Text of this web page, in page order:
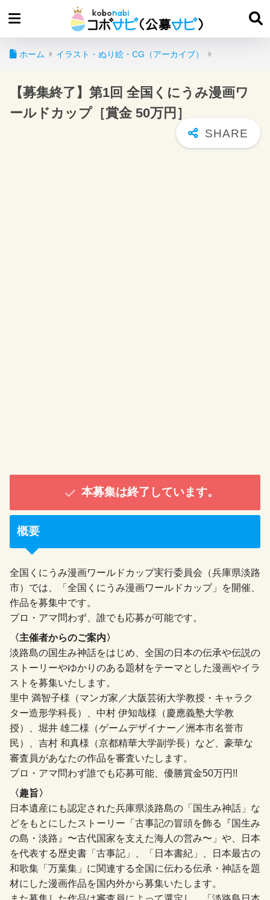
ホーム イラスト・ぬり絵・CG（アーカイブ）
【募集終了】第1回 全国くにうみ漫画ワ
ールドカップ［賞金 50万円］
本募集は終了しています。
概要
全国くにうみ漫画ワールドカップ実行委員会（兵庫県淡路
市）では、「全国くにうみ漫画ワールドカップ」を開催、
作品を募集中です。
プロ・アマ問わず、誰でも応募が可能です。
〈主催者からのご案内〉
淡路島の国生み神話をはじめ、全国の日本の伝承や伝説の
ストーリーやゆかりのある題材をテーマとした漫画やイラ
ストを募集いたします。
里中 満智子様（マンガ家／大阪芸術大学教授・キャラク
ター造形学科長）、中村 伊知哉様（慶應義塾大学教
授）、堀井 雄二様（ゲームデザイナー／洲本市名誉市
民）、吉村 和真様（京都精華大学副学長）など、豪華な
審査員があなたの作品を審査いたします。
プロ・アマ問わず誰でも応募可能、優勝賞金50万円!!
〈趣旨〉
日本遺産にも認定された兵庫県淡路島の「国生み神話」な
どをもとにしたストーリー「古事記の冒頭を飾る『国生み
の島・淡路』〜古代国家を支えた海人の営み〜」や、日本
を代表する歴史書「古事記」、「日本書紀」、日本最古の
和歌集「万葉集」に関連する全国に伝わる伝承・神話を題
材にした漫画作品を国内外から募集いたします。